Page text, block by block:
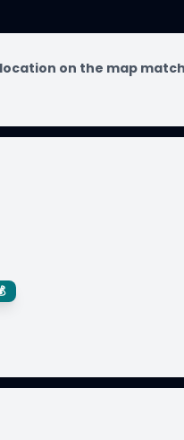
on the map